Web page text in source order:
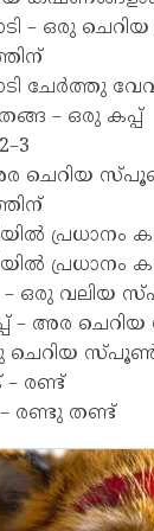
– ഒരു
ചേർത്തു
– ഒരു കപ്പ്
ചെറിയ
പ്രധാനം
പ്രധാനം
– ഒരു വലിയ
– അര
ചെറിയ
രണ്ട്
– രണ്ടു തണ്ട്